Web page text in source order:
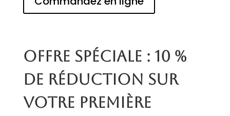
Offre spéciale : 10 %
de réduction sur
votre première